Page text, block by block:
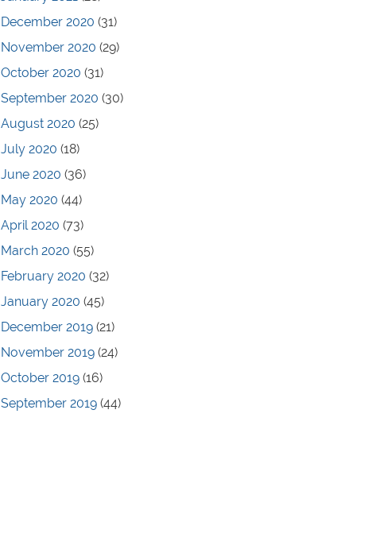
December 2020 (31)
November 2020 (29)
October 2020 (31)
September 2020 (30)
August 2020 (25)
July 2020 (18)
June 2020 (36)
May 2020 (44)
April 2020 (73)
March 2020 (55)
February 2020 (32)
January 2020 (45)
December 2019 (21)
November 2019 (24)
October 2019 (16)
September 2019 (44)